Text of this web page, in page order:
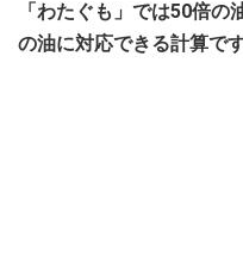
「わたぐも」では50倍
の油に対応できる計算です